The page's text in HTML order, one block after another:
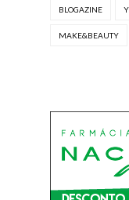
BLOGAZINE
MAKE&BEAUTY